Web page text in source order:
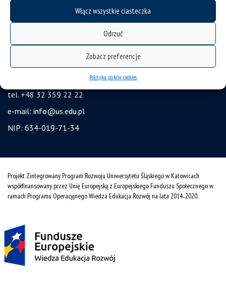
Włącz wszystkie ciasteczka
Odrzuć
Zobacz preferencje
Polityka plików cookies
ubezpieczenie zdrowotne
świadczenia: stypendium i zapomoga
akademiki
Uniwersytet Śląski w Katowicach
ul. Bankowa 12, 40-007 Katowice
tel. +48 32 359 22 22
e-mail: info@us.edu.pl
NIP: 634-019-71-34
Projekt Zintegrowany Program Rozwoju Uniwersytetu Śląskiego w Katowicach
współfinansowany przez Unię Europejską z Europejskiego Funduszu Społecznego w
ramach Programu Operacyjnego Wiedza Edukacja Rozwój na lata 2014˗2020.